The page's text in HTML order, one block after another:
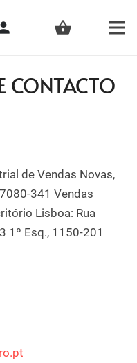
shopping_basket
CONTACTO
de Vendas Novas,
341 Vendas
Lisboa: Rua
1º Esq., 1150-201